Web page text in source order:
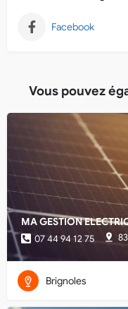
Facebook
Vous pouvez
MA GESTION
07 44 94 12 75
Brignoles